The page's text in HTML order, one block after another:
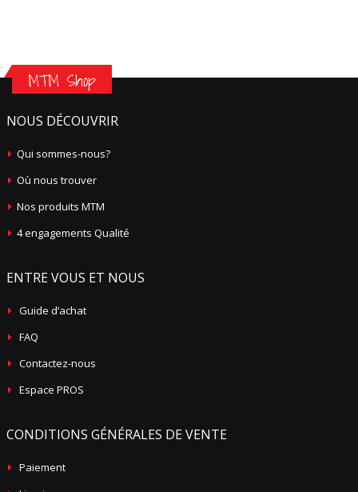
MTM Shop
NOUS DÉCOUVRIR
Qui sommes-nous?
Où nous trouver
Nos produits MTM
4 engagements Qualité
ENTRE VOUS ET NOUS
Guide d’achat
FAQ
Contactez-nous
Espace PROS
CONDITIONS GÉNÉRALES DE VENTE
Paiement